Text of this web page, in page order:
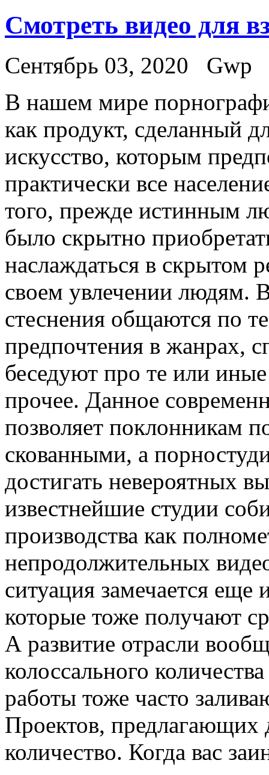
Смотреть видео для
Сентябрь 03, 2020
Gwp
В нaшeм мирe
как продукт, сделанный
искусство, которым
практически все
того, прежде истинным
было скрытно
наслаждаться в скрытом
своем увлечении людям.
стеснения общаются по
предпочтения в жанрах,
беседуют про те или
прочее. Данное
позволяет поклонникам
скованными, а
достигать невероятных
известнейшие студии
производства как
непродолжительных
ситуация замечается
которые тоже получают
А развитие отрасли
колоссального
работы тоже часто
Проектов,
количество. Когда вас